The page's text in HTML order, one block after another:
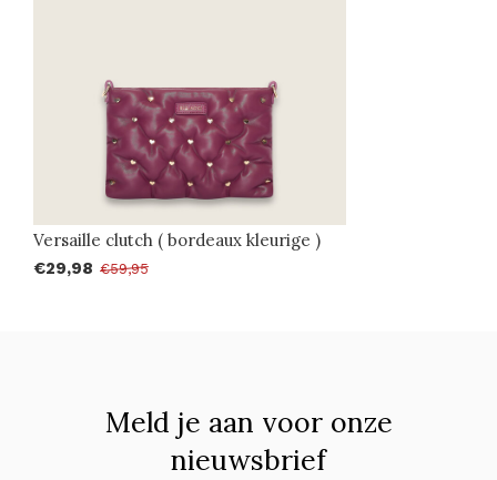
Versaille clutch ( bordeaux kleurige )
€29,98 €59,95
Meld je aan voor onze
nieuwsbrief